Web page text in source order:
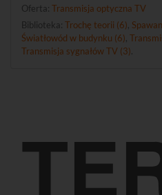
Oferta: Transmisja optyczna TV
Biblioteka: Trochę teorii (6)
Światłowód w budynku (6)
Transmisja sygnałów TV (3)